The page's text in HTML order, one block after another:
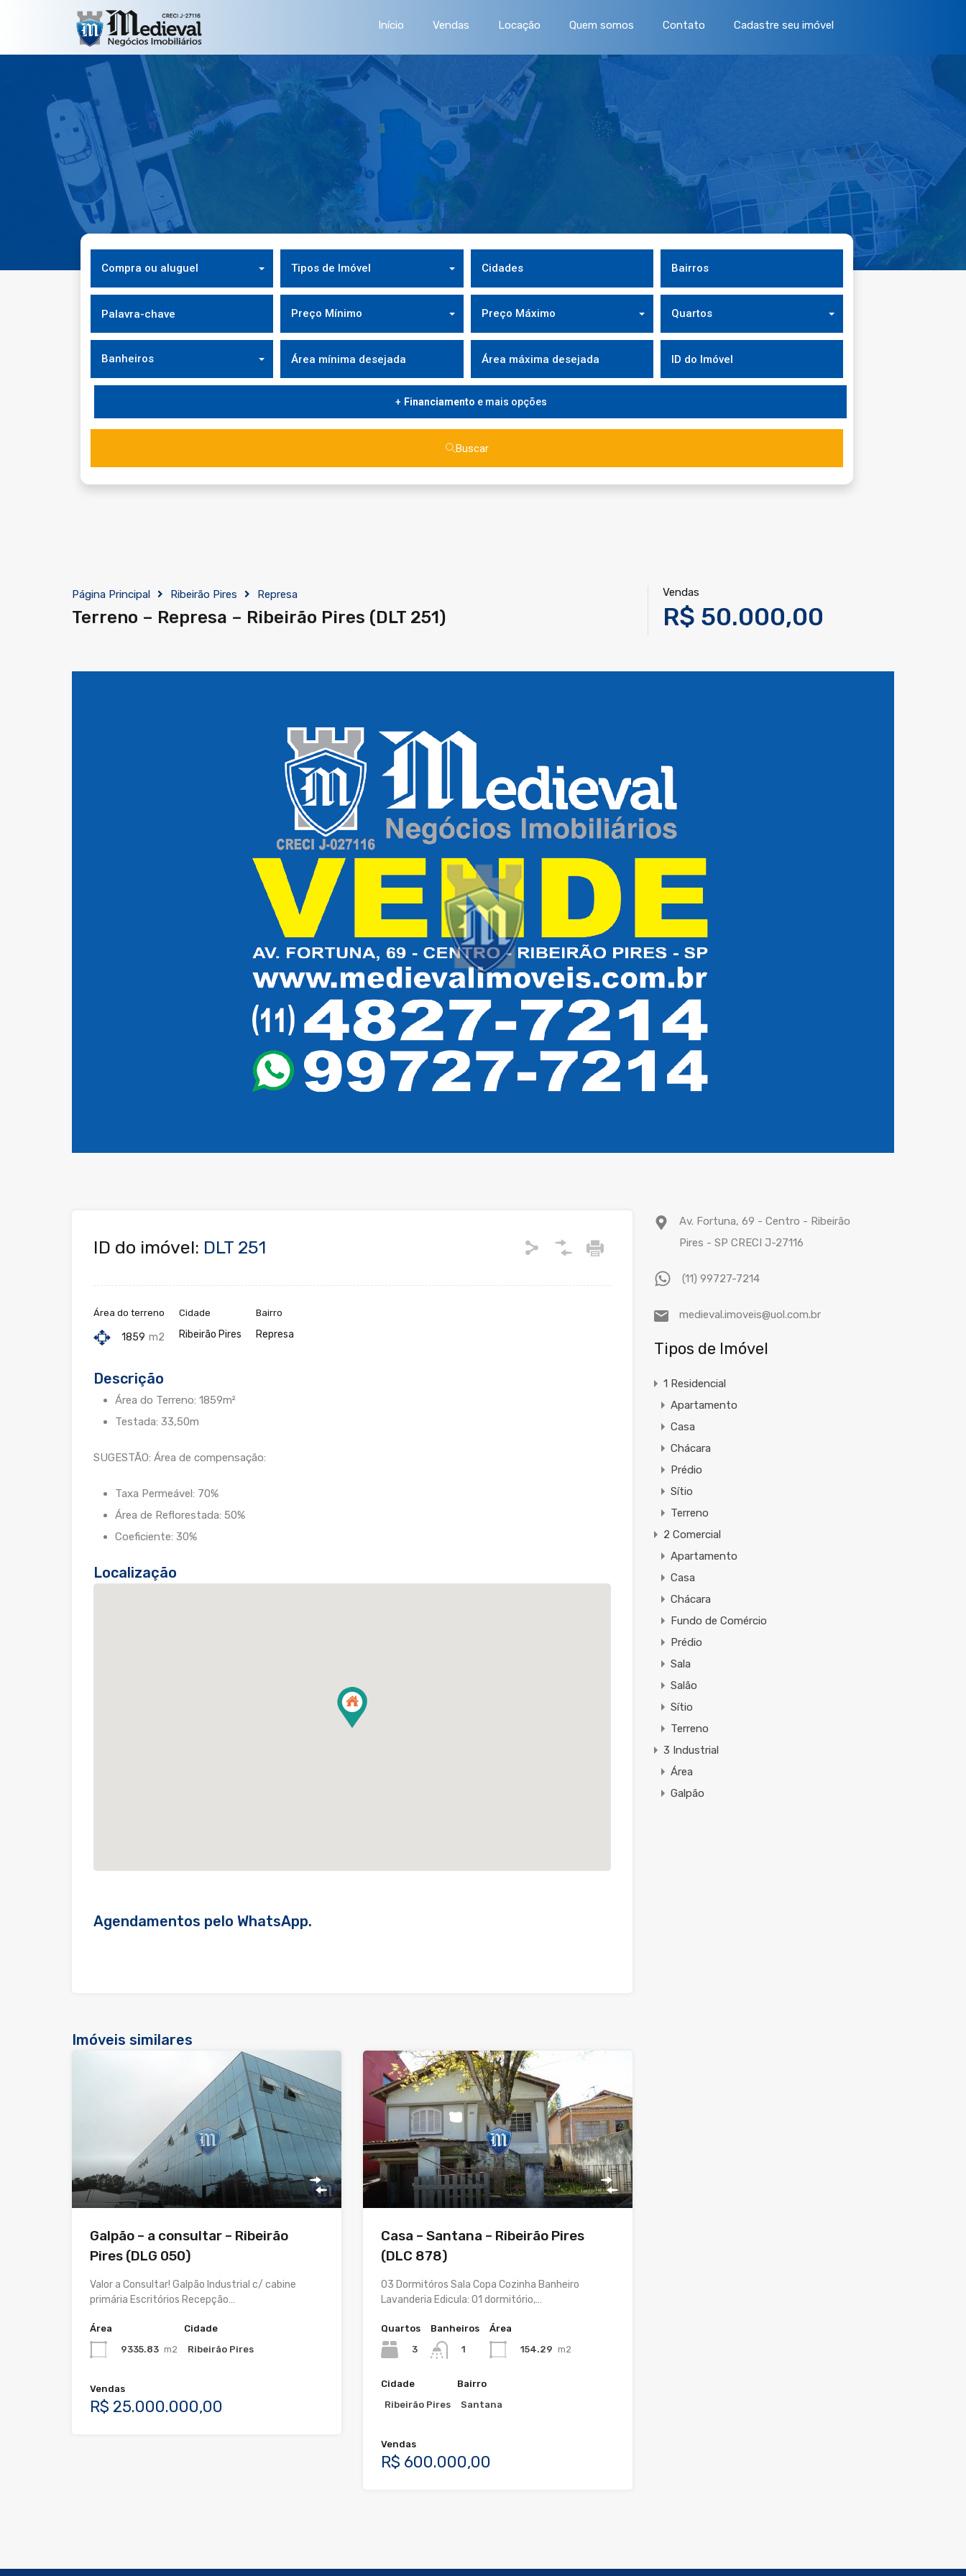
Início Vendas Locação Quem somos Contato Cadastre seu imóvel
Compra ou aluguel Tipos de Imóvel Cidades Bairros
Preço Mínimo Preço Máximo Quartos
Banheiros
Financiamento e mais opções
Buscar
Página Principal Ribeirão Pires Represa
Terreno – Represa – Ribeirão Pires (DLT 251)
Vendas
R$ 50.000,00
ID do imóvel: DLT 251
Área do terreno
1859 m2
Cidade
Ribeirão Pires
Bairro
Represa
Descrição
Área do Terreno: 1859m²
Testada: 33,50m
SUGESTÃO: Área de compensação:
Taxa Permeável: 70%
Área de Reflorestada: 50%
Coeficiente: 30%
Localização
Agendamentos pelo WhatsApp.
Imóveis similares
Galpão – a consultar – Ribeirão
Pires (DLG 050)
Valor a Consultar! Galpão Industrial c/ cabine
primária Escritórios Recepção…
Área
9335.83 m2
Cidade
Ribeirão Pires
Vendas
R$ 25.000.000,00
Casa – Santana – Ribeirão Pires
(DLC 878)
03 Dormitóros Sala Copa Cozinha Banheiro
Lavanderia Edicula: 01 dormitório,…
Quartos
3
Banheiros
1
Área
154.29 m2
Cidade
Ribeirão Pires
Bairro
Santana
Vendas
R$ 600.000,00
Av. Fortuna, 69 - Centro - Ribeirão
Pires - SP CRECI J-27116
(11) 99727-7214
medieval.imoveis@uol.com.br
Tipos de Imóvel
1 Residencial
Apartamento
Casa
Chácara
Prédio
Sítio
Terreno
2 Comercial
Apartamento
Casa
Chácara
Fundo de Comércio
Prédio
Sala
Salão
Sítio
Terreno
3 Industrial
Área
Galpão